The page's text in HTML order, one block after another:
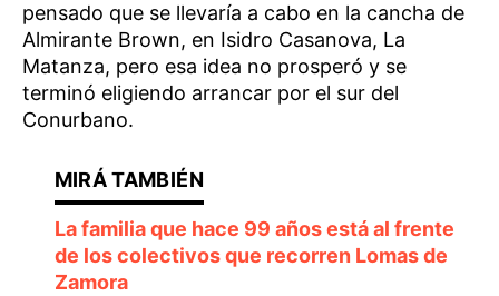
pensado que se llevaría a cabo en la cancha de
Almirante Brown, en Isidro Casanova, La
Matanza, pero esa idea no prosperó y se
terminó eligiendo arrancar por el sur del
Conurbano.
La familia que hace 99 años está al frente
de los colectivos que recorren Lomas de
Zamora